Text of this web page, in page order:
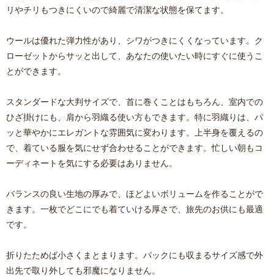
リやチリもつきにくいので綺麗で清潔な状態を保てます。
ウールは優れた弾力性があり、シワがつきにくくなっています。ク
ローゼットからサッと出して、あなたの使いたい時にすぐに使うこ
とができます。
スタンダードな大判サイズで、首に巻くことはもちろん、室内での
ひざ掛けにも、肩から羽織る使い方もできます。特に羽織りは、パ
ッと華やかにエレガントな雰囲気に変わります。上半身を覆えるの
で、着ている服を気にせず合わせることができます。忙しい朝もコ
ーディネートを気にする必要はありません。
バランスの良い生地の厚みで、ほどよいボリュームを作ることがで
きます。一枚でどこにでも着ていける厚さで、旅先のお供にも最適
です。
折りたためば小さくまとまります。バックにも収まるサイズ感で外
出先で取り外しても邪魔になりません。